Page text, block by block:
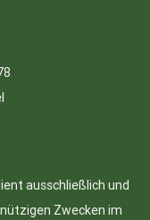
ausschließlich und
Zwecken im